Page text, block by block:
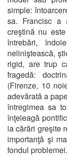
simple:
sa. Francisc a
creştină nu
întrebări,
neliniştească,
rigid, are trup
fragedă:
(Firenze, 10
adevărată a
întregimea sa
înţeleagă
ia cărări greşite
importanţă şi
fondul problemei.